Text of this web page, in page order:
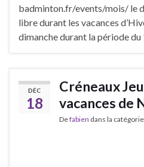
badminton.fr/events/mois/ le
libre durant les vacances
dimanche durant la période du
DÉC
18
Créneaux
vacances de
Defabien dans la catégorie